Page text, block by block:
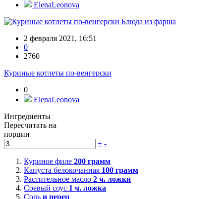
ElenaLeonova
Блюда из фарша
2 февраля 2021, 16:51
0
2760
Куриные котлеты по-венгерски
0
ElenaLeonova
Ингредиенты
Пересчитать на
порции
+ -
Куриное филе 200 грамм
Капуста белокочанная 100 грамм
Растительное масло 2 ч. ложки
Соевый соус 1 ч. ложка
Соль и перец